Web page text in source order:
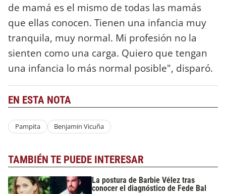
de mamá es el mismo de todas las mamás
que ellas conocen. Tienen una infancia muy
tranquila, muy normal. Mi profesión no la
sienten como una carga. Quiero que tengan
una infancia lo más normal posible", disparó.
EN ESTA NOTA
Pampita Benjamin Vicuña
TAMBIÉN TE PUEDE INTERESAR
La postura de Barbie Vélez tras
conocer el diagnóstico de Fede Bal